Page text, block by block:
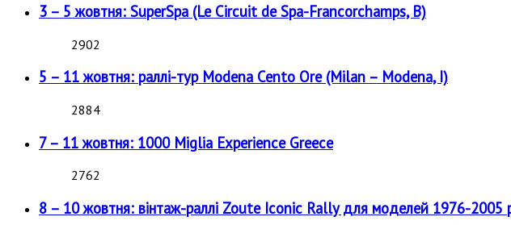
3 – 5 жовтня: SuperSpa (Le Circuit de Spa-Francorchamps, B)
2902
5 – 11 жовтня: раллі-тур Modena Cento Ore (Milan – Modena, I)
2884
7 – 11 жовтня: 1000 Miglia Experience Greece
2762
8 – 10 жовтня: вінтаж-раллі Zoute Iconic Rally для моделей 1976-2005